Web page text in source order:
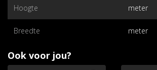
Hoogte meter
Breedte meter
Ook voor jou?